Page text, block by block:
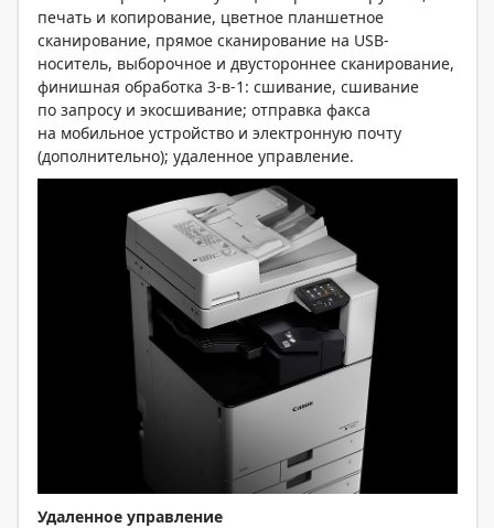
печать и копирование, цветное планшетное
сканирование, прямое сканирование на USB-
носитель, выборочное и двустороннее сканирование,
финишная обработка 3-в-1: сшивание, сшивание
по запросу и экосшивание; отправка факса
на мобильное устройство и электронную почту
(дополнительно); удаленное управление.
Удаленное управление